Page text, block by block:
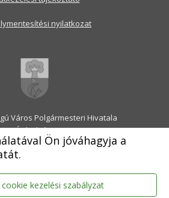
Ön jóváhagyja a
kezelési szabályzat
Város Polgármesteri Hivatala
Érd, Alsó utca 1.
2031 Érd, Pf.: 31
onkormanyzat@erd.hu
06-23-522-300
06-23-522-301
nyilatkozat